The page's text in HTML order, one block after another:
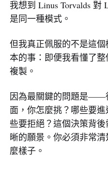
我想到 Linus Torvalds 對
是同一種模式。
但我真正佩服的不是這
本的事：即便我看懂了
複製。
因為最關鍵的問題是——
面，你怎麼挑？哪些要
些要拒絕？這個決策背
晰的願景。你必須非常
麼樣子。